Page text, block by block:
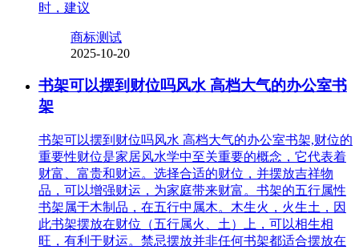
时，建议
商标测试
2025-10-20
书架可以摆到财位吗风水 高档大气的办公室书
架
书架可以摆到财位吗风水 高档大气的办公室书架,财位的
重要性财位是家居风水学中至关重要的概念，它代表着
财富、富贵和财运。选择合适的财位，并摆放吉祥物
品，可以增强财运，为家庭带来财富。书架的五行属性
书架属于木制品，在五行中属木。木生火，火生土，因
此书架摆放在财位（五行属火、土）上，可以相生相
旺，有利于财运。禁忌摆放并非任何书架都适合摆放在